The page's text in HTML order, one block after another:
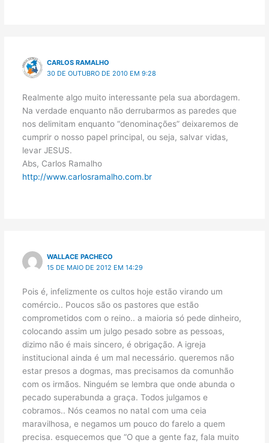
CARLOS RAMALHO
30 DE OUTUBRO DE 2010 EM 9:28
Realmente algo muito interessante pela sua abordagem.
Na verdade enquanto não derrubarmos as paredes que
nos delimitam enquanto “denominações” deixaremos de
cumprir o nosso papel principal, ou seja, salvar vidas,
levar JESUS.
Abs, Carlos Ramalho
http://www.carlosramalho.com.br
WALLACE PACHECO
15 DE MAIO DE 2012 EM 14:29
Pois é, infelizmente os cultos hoje estão virando um
comércio.. Poucos são os pastores que estão
comprometidos com o reino.. a maioria só pede dinheiro,
colocando assim um julgo pesado sobre as pessoas,
dizimo não é mais sincero, é obrigação. A igreja
institucional ainda é um mal necessário. queremos não
estar presos a dogmas, mas precisamos da comunhão
com os irmãos. Ninguém se lembra que onde abunda o
pecado superabunda a graça. Todos julgamos e
cobramos.. Nós ceamos no natal com uma ceia
maravilhosa, e negamos um pouco do farelo a quem
precisa. esquecemos que “O que a gente faz, fala muito